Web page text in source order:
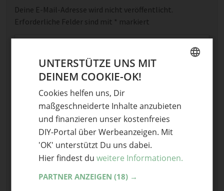
Deine E-Mail-Adresse wird nicht veröffentlicht.
Erforderliche Felder sind mit * markiert
Kommentar*
Optional: Foto teilen
UNTERSTÜTZE UNS MIT
DEINEM COOKIE-OK!
Cookies helfen uns, Dir
maßgeschneiderte Inhalte anzubieten
und finanzieren unser kostenfreies
DIY-Portal über Werbeanzeigen. Mit
'OK' unterstützt Du uns dabei.
Hier findest du weitere Informationen.
PARTNER ANZEIGEN (18) →